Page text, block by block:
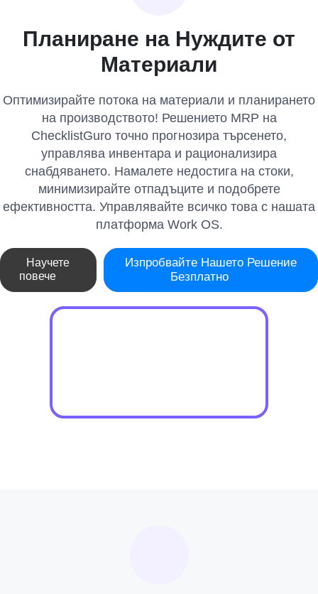
Планиране на Нуждите от
Материали
Оптимизирайте потока на материали и планирането
на производството! Решението MRP на
ChecklistGuro точно прогнозира търсенето,
управлява инвентара и рационализира
снабдяването. Намалете недостига на стоки,
минимизирайте отпадъците и подобрете
ефективността. Управлявайте всичко това с нашата
платформа Work OS.
Научете
повече
Изпробвайте Нашето Решение
Безплатно